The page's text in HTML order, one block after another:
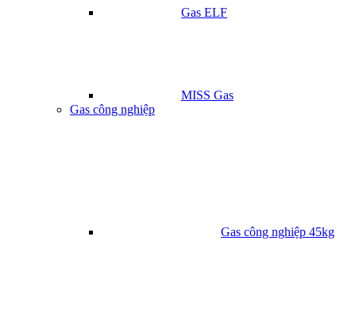
Gas ELF
MISS Gas
Gas công nghiệp
Gas công nghiệp 45kg